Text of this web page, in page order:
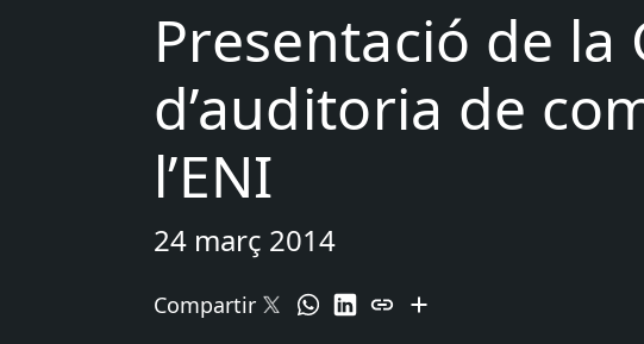
Presentació de la
d’auditoria de
l’ENI
24 març 2014
Compartir